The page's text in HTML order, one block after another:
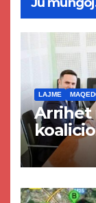
LAJME
Arrihet
Kurtit